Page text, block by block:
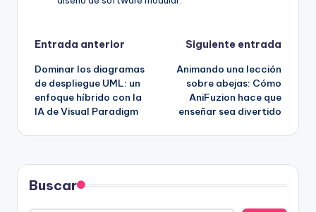
Navegación
de
entradas
Entrada anterior
Dominar los diagramas
de despliegue UML: un
enfoque híbrido con la
IA de Visual Paradigm
Siguiente entrada
Animando una lección
sobre abejas: Cómo
AniFuzion hace que
enseñar sea divertido
Buscar